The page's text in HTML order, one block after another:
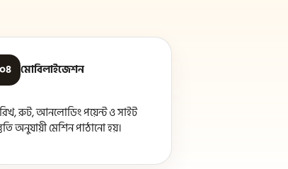
০৪ মোবিলাইজেশন
রুট, আনলোডিং পয়েন্ট ও সাইট
অনুযায়ী মেশিন পাঠানো হয়।